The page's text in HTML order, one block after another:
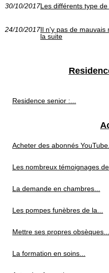
30/10/2017Les différents type
24/10/2017Il n'y pas de mauvais
la suite
Residence senior :...
Acheter des abonnés
Les nombreux témoignages
La demande en chambres...
Les pompes funèbres de la...
Mettre ses propres obsèques...
La formation en soins...